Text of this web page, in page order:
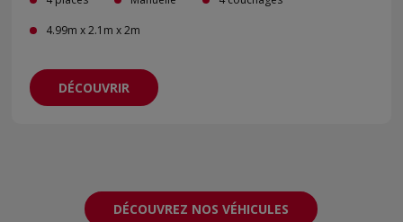
4.99m x 2.1m x 2m
DÉCOUVRIR
DÉCOUVREZ NOS VÉHICULES